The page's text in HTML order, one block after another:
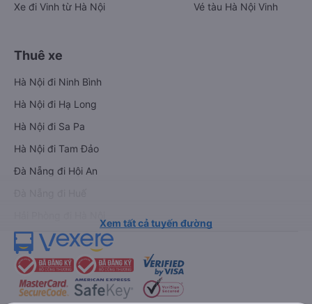
Xe đi Vinh từ Hà Nội
Vé tàu Hà Nội Vinh
Thuê xe
Hà Nội đi Ninh Bình
Hà Nội đi Hạ Long
Hà Nội đi Sa Pa
Hà Nội đi Tam Đảo
Đà Nẵng đi Hội An
Xem tất cả tuyến đường